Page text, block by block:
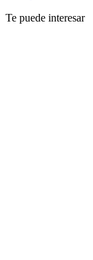
Te puede interesar